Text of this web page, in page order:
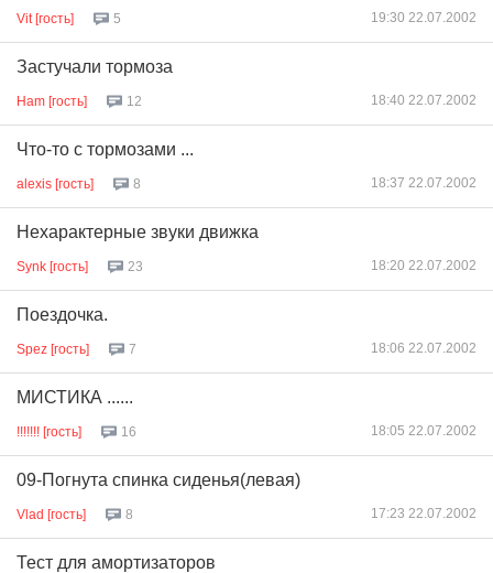
Vit [гость] 5 19:30 22.07.2002
Застучали тормоза
Ham [гость] 12 18:40 22.07.2002
Что-то с тормозами ...
alexis [гость] 8 18:37 22.07.2002
Нехарактерные звуки движка
Synk [гость] 23 18:20 22.07.2002
Поездочка.
Spez [гость] 7 18:06 22.07.2002
МИСТИКА ......
!!!!!!! [гость] 16 18:05 22.07.2002
09-Погнута спинка сиденья(левая)
Vlad [гость] 8 17:23 22.07.2002
Тест для амортизаторов